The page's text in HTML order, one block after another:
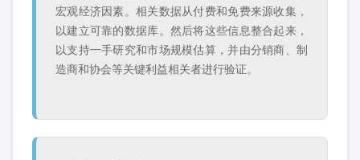
宏观经济因素。相关数据从付费和免费来源收集，
以建立可靠的数据库。然后将这些信息整合起来，
以支持一手研究和市场规模估算，并由分销商、制
造商和协会等关键利益相关者进行验证。